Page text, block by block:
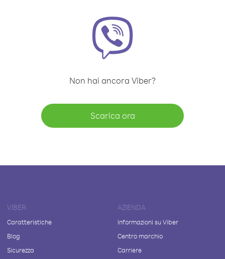
Non hai ancora Viber?
Scarica ora
VIBER
Caratteristiche
Blog
Sicurezza
AZIENDA
Informazioni su Viber
Centro marchio
Carriere